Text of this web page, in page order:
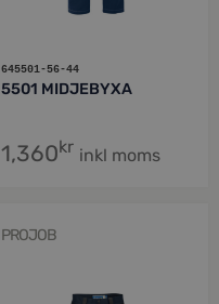
645501-56-44
5501 MIDJEBYXA
1,360kr inkl moms
PROJOB